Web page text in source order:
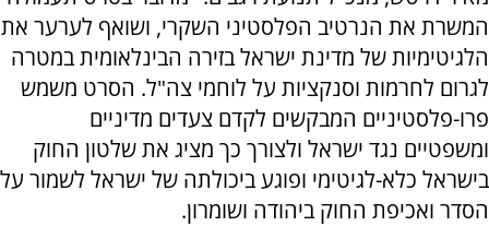
המשרת את הנרטיב הפלסטיני השקרי, ושואף לערער את
הלגיטימיות של מדינת ישראל בזירה הבינלאומית במטרה
לגרום לחרמות וסנקציות על לוחמי צה"ל. הסרט משמש
פרו-פלסטיניים המבקשים לקדם צעדים מדיניים
ומשפטיים נגד ישראל ולצורך כך מציג את שלטון החוק
בישראל כלא-לגיטימי ופוגע ביכולתה של ישראל לשמור על
הסדר ואכיפת החוק ביהודה ושומרון.